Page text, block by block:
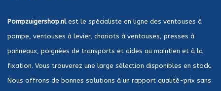
Pompzuigershop.nlest le spécialiste en ligne des ventouses à
pompe, ventouses à levier, chariots à ventouses, presses à
panneaux, poignées de transports et aides au maintien et à la
fixation. Vous trouverez une large sélection disponibles en stock.
Nous offrons de bonnes solutions à un rapport qualité-prix sans